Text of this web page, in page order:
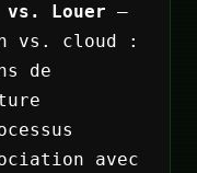
Louer —
vs. cloud :
de
avec